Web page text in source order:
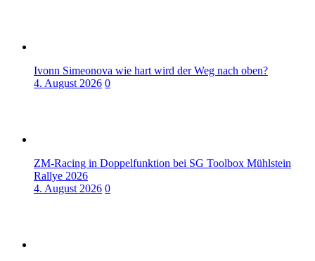
Ivonn Simeonova wie hart wird der Weg nach oben?
4. August 2026 0
ZM-Racing in Doppelfunktion bei SG Toolbox Mühlstein
Rallye 2026
4. August 2026 0